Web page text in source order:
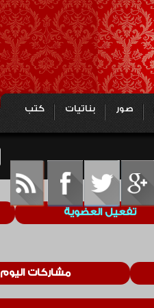
صور بناتيات كتب
تفعيل العضوية
مشاركات اليوم